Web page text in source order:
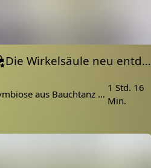
Die Wirkelsäule neu entdecken | fließende Bewegungen und freier Tanz | Rücken Yoga
Symbiose aus Bauchtanz und Yoga
1 Std. 16
Min.